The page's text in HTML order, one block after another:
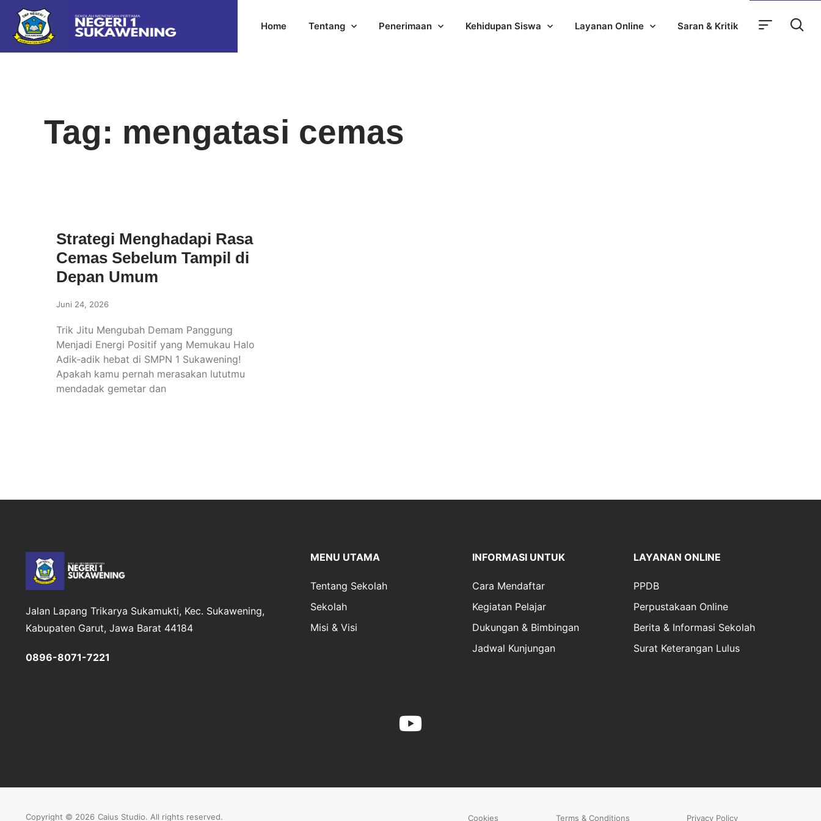
Home Tentang Penerimaan Kehidupan Siswa Layanan Online Saran & Kritik
Tag: mengatasi cemas
Strategi Menghadapi Rasa
Cemas Sebelum Tampil di
Depan Umum
Juni 24, 2026
Trik Jitu Mengubah Demam Panggung
Menjadi Energi Positif yang Memukau Halo
Adik-adik hebat di SMPN 1 Sukawening!
Apakah kamu pernah merasakan lututmu
mendadak gemetar dan
Jalan Lapang Trikarya Sukamukti, Kec. Sukawening,
Kabupaten Garut, Jawa Barat 44184
0896-8071-7221
MENU UTAMA
Tentang Sekolah
Sekolah
Misi & Visi
INFORMASI UNTUK
Cara Mendaftar
Kegiatan Pelajar
Dukungan & Bimbingan
Jadwal Kunjungan
LAYANAN ONLINE
PPDB
Perpustakaan Online
Berita & Informasi Sekolah
Surat Keterangan Lulus
Copyright © 2026 Caius Studio. All rights reserved. Cookies Terms & Conditions Privacy Policy